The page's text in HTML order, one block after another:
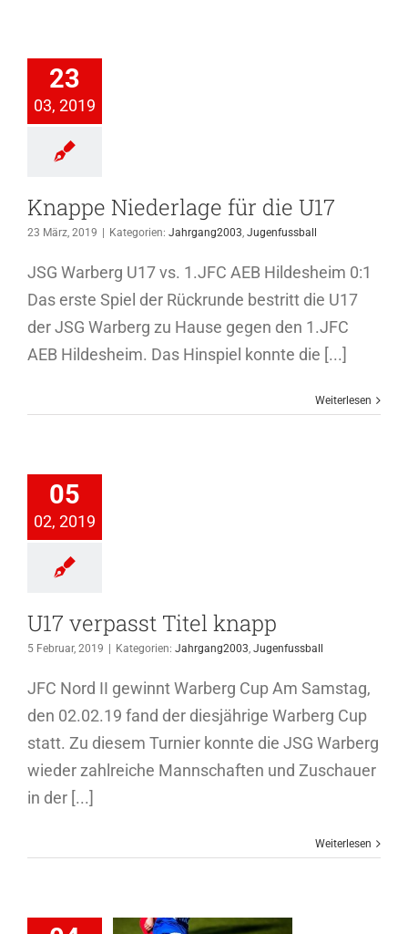
23
03, 2019
für
U17
Knappe Niederlage für die U17
23 März, 2019 Kategorien: Jahrgang2003, Jugenfussball
JSG Warberg U17 vs. 1.JFC AEB Hildesheim 0:1
Das erste Spiel der Rückrunde bestritt die U17
der JSG Warberg zu Hause gegen den 1.JFC
AEB Hildesheim. Das Hinspiel konnte die [...]
Weiterlesen
05
02, 2019
U17 verpasst Titel knapp
5 Februar, 2019 Kategorien: Jahrgang2003, Jugenfussball
JFC Nord II gewinnt Warberg Cup Am Samstag,
den 02.02.19 fand der diesjährige Warberg Cup
statt. Zu diesem Turnier konnte die JSG Warberg
wieder zahlreiche Mannschaften und Zuschauer
in der [...]
Weiterlesen